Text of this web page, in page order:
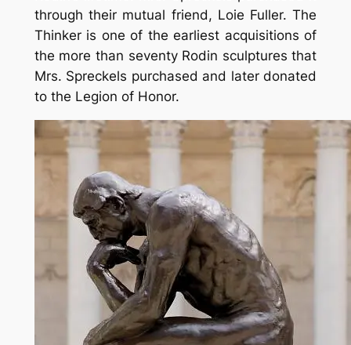
through their mutual friend, Loie Fuller.The
Thinkeris one of the earliest acquisitions of
the more than seventy Rodin sculptures that
Mrs. Spreckels purchased and later donated
to the Legion of Honor.